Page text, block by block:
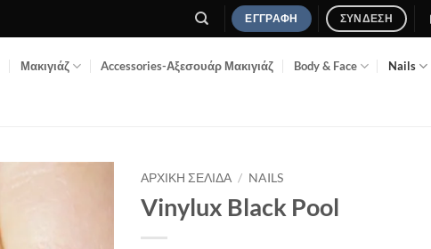
ΕΓΓΡΑΦΉ ΣΎΝΔΕΣΗ
Μακιγιάζ Accessories-Αξεσουάρ Μακιγιάζ Body & Face Nails
ΑΡΧΙΚΉ ΣΕΛΊΔΑ / NAILS
Vinylux Black Pool